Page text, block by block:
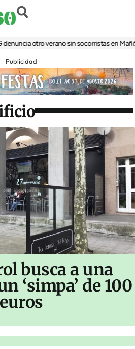
otro verano sin socorristas en Mañón
Publicidad
busca a una
‘simpa’ de 100
euros